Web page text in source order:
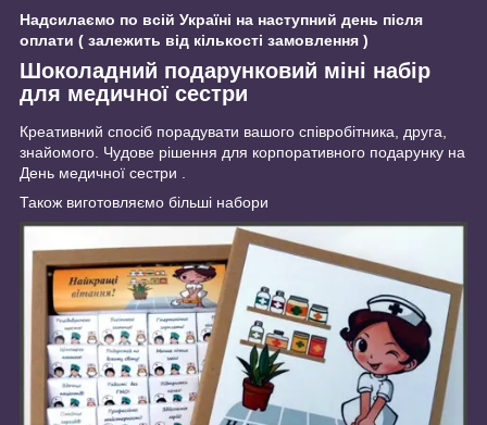
Надсилаємо по всій Україні на наступний день після
оплати ( залежить від кількості замовлення )
Шоколадний подарунковий міні набір
для медичної сестри
Креативний спосіб порадувати вашого співробітника, друга,
знайомого. Чудове рішення для корпоративного подарунку на
День медичної сестри .
Також виготовляємо більші набори